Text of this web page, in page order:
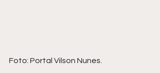
Foto: Portal Vilson Nunes.